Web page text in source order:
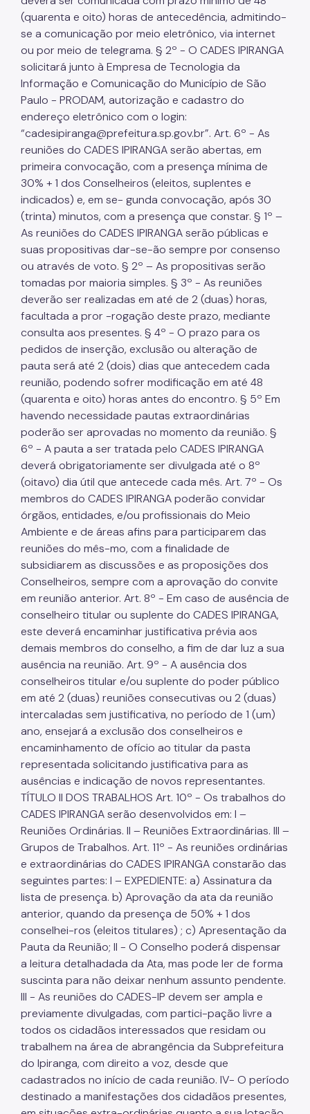
(quarenta e oito) horas de antecedência, admitindo-
se a comunicação por meio eletrônico, via internet
ou por meio de telegrama. § 2º - O CADES IPIRANGA
solicitará junto à Empresa de Tecnologia da
Informação e Comunicação do Município de São
Paulo - PRODAM, autorização e cadastro do
endereço eletrônico com o login:
“cadesipiranga@prefeitura.sp.gov.br”. Art. 6º - As
reuniões do CADES IPIRANGA serão abertas, em
primeira convocação, com a presença mínima de
30% + 1 dos Conselheiros (eleitos, suplentes e
indicados) e, em se- gunda convocação, após 30
(trinta) minutos, com a presença que constar. § 1º –
As reuniões do CADES IPIRANGA serão públicas e
suas propositivas dar-se-ão sempre por consenso
ou através de voto. § 2º – As propositivas serão
tomadas por maioria simples. § 3º - As reuniões
deverão ser realizadas em até de 2 (duas) horas,
facultada a pror -rogação deste prazo, mediante
consulta aos presentes. § 4º - O prazo para os
pedidos de inserção, exclusão ou alteração de
pauta será até 2 (dois) dias que antecedem cada
reunião, podendo sofrer modificação em até 48
(quarenta e oito) horas antes do encontro. § 5º Em
havendo necessidade pautas extraordinárias
poderão ser aprovadas no momento da reunião. §
6º - A pauta a ser tratada pelo CADES IPIRANGA
deverá obrigatoriamente ser divulgada até o 8º
(oitavo) dia útil que antecede cada mês. Art. 7º - Os
membros do CADES IPIRANGA poderão convidar
órgãos, entidades, e/ou profissionais do Meio
Ambiente e de áreas afins para participarem das
reuniões do mês-mo, com a finalidade de
subsidiarem as discussões e as proposições dos
Conselheiros, sempre com a aprovação do convite
em reunião anterior. Art. 8º - Em caso de ausência de
conselheiro titular ou suplente do CADES IPIRANGA,
este deverá encaminhar justificativa prévia aos
demais membros do conselho, a fim de dar luz a sua
ausência na reunião. Art. 9º - A ausência dos
conselheiros titular e/ou suplente do poder público
em até 2 (duas) reuniões consecutivas ou 2 (duas)
intercaladas sem justificativa, no período de 1 (um)
ano, ensejará a exclusão dos conselheiros e
encaminhamento de ofício ao titular da pasta
representada solicitando justificativa para as
ausências e indicação de novos representantes.
TÍTULO II DOS TRABALHOS Art. 10º - Os trabalhos do
CADES IPIRANGA serão desenvolvidos em: I –
Reuniões Ordinárias. II – Reuniões Extraordinárias. III –
Grupos de Trabalhos. Art. 11º - As reuniões ordinárias
e extraordinárias do CADES IPIRANGA constarão das
seguintes partes: I – EXPEDIENTE: a) Assinatura da
lista de presença. b) Aprovação da ata da reunião
anterior, quando da presença de 50% + 1 dos
conselhei-ros (eleitos titulares) ; c) Apresentação da
Pauta da Reunião; II - O Conselho poderá dispensar
a leitura detalhadada da Ata, mas pode ler de forma
suscinta para não deixar nenhum assunto pendente.
III - As reuniões do CADES-IP devem ser ampla e
previamente divulgadas, com partici-pação livre a
todos os cidadãos interessados que residam ou
trabalhem na área de abrangência da Subprefeitura
do Ipiranga, com direito a voz, desde que
cadastrados no início de cada reunião. IV- O período
destinado a manifestações dos cidadãos presentes,